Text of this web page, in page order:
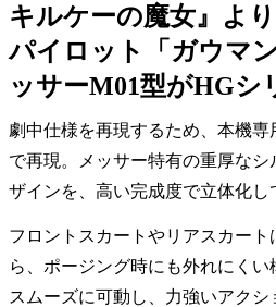
キルケーの魔女』よ
パイロット「ガウマ
ッサーM01型がHGシ
劇中仕様を再現するため、本機
で再現。メッサー特有の重厚な
ザインを、高い完成度で立体化し
フロントスカートやリアスカー
ら、ポージング時にも外れにく
スムーズに可動し、力強いアクシ